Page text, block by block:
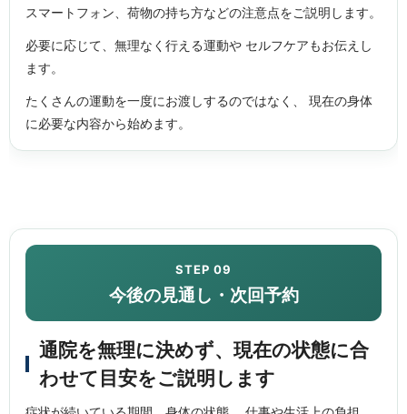
スマートフォン、荷物の持ち方などの注意点をご説明します。
必要に応じて、無理なく行える運動や セルフケアもお伝えし
ます。
たくさんの運動を一度にお渡しするのではなく、 現在の身体
に必要な内容から始めます。
STEP 09
今後の見通し・次回予約
通院を無理に決めず、現在の状態に合
わせて目安をご説明します